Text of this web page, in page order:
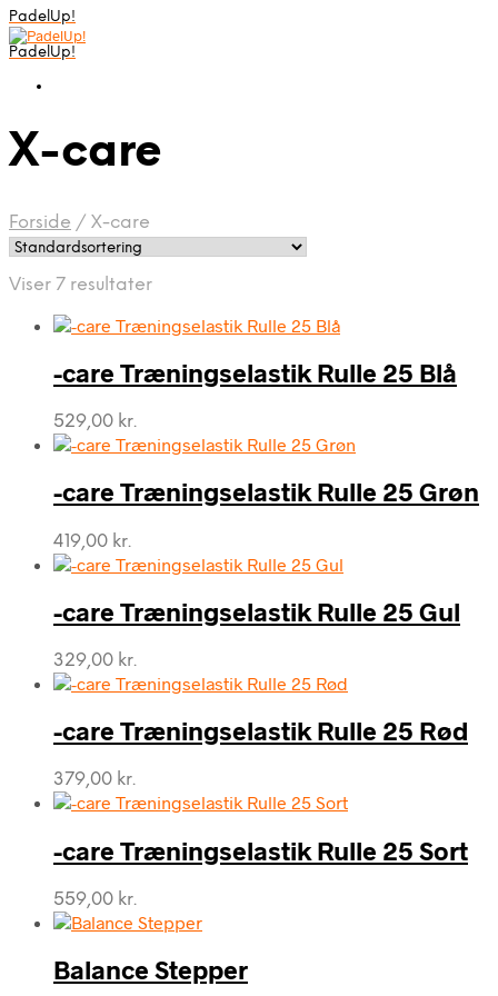
PadelUp!
PadelUp!
X-care
Forside / X-care
Viser 7 resultater
-care Træningselastik Rulle 25 Blå
529,00 kr.
-care Træningselastik Rulle 25 Grøn
419,00 kr.
-care Træningselastik Rulle 25 Gul
329,00 kr.
-care Træningselastik Rulle 25 Rød
379,00 kr.
-care Træningselastik Rulle 25 Sort
559,00 kr.
Balance Stepper